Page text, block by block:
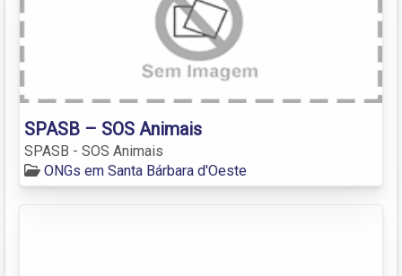
SPASB – SOS Animais
SPASB - SOS Animais
ONGs em Santa Bárbara d'Oeste